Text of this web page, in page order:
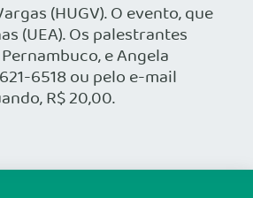
(HUGV). O evento, que
(UEA). Os palestrantes
e Angela
6518 ou pelo e-mail
R$ 20,00.